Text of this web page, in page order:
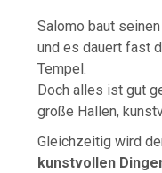
Salomo baut
und es dauert fast
Tempel.
Doch alles ist gut
große Hallen,
Gleichzeitig wird
kunstvollen